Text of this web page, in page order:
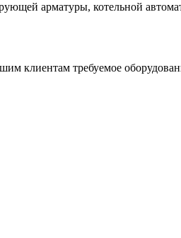
арматуры, котельной
клиентам требуемое